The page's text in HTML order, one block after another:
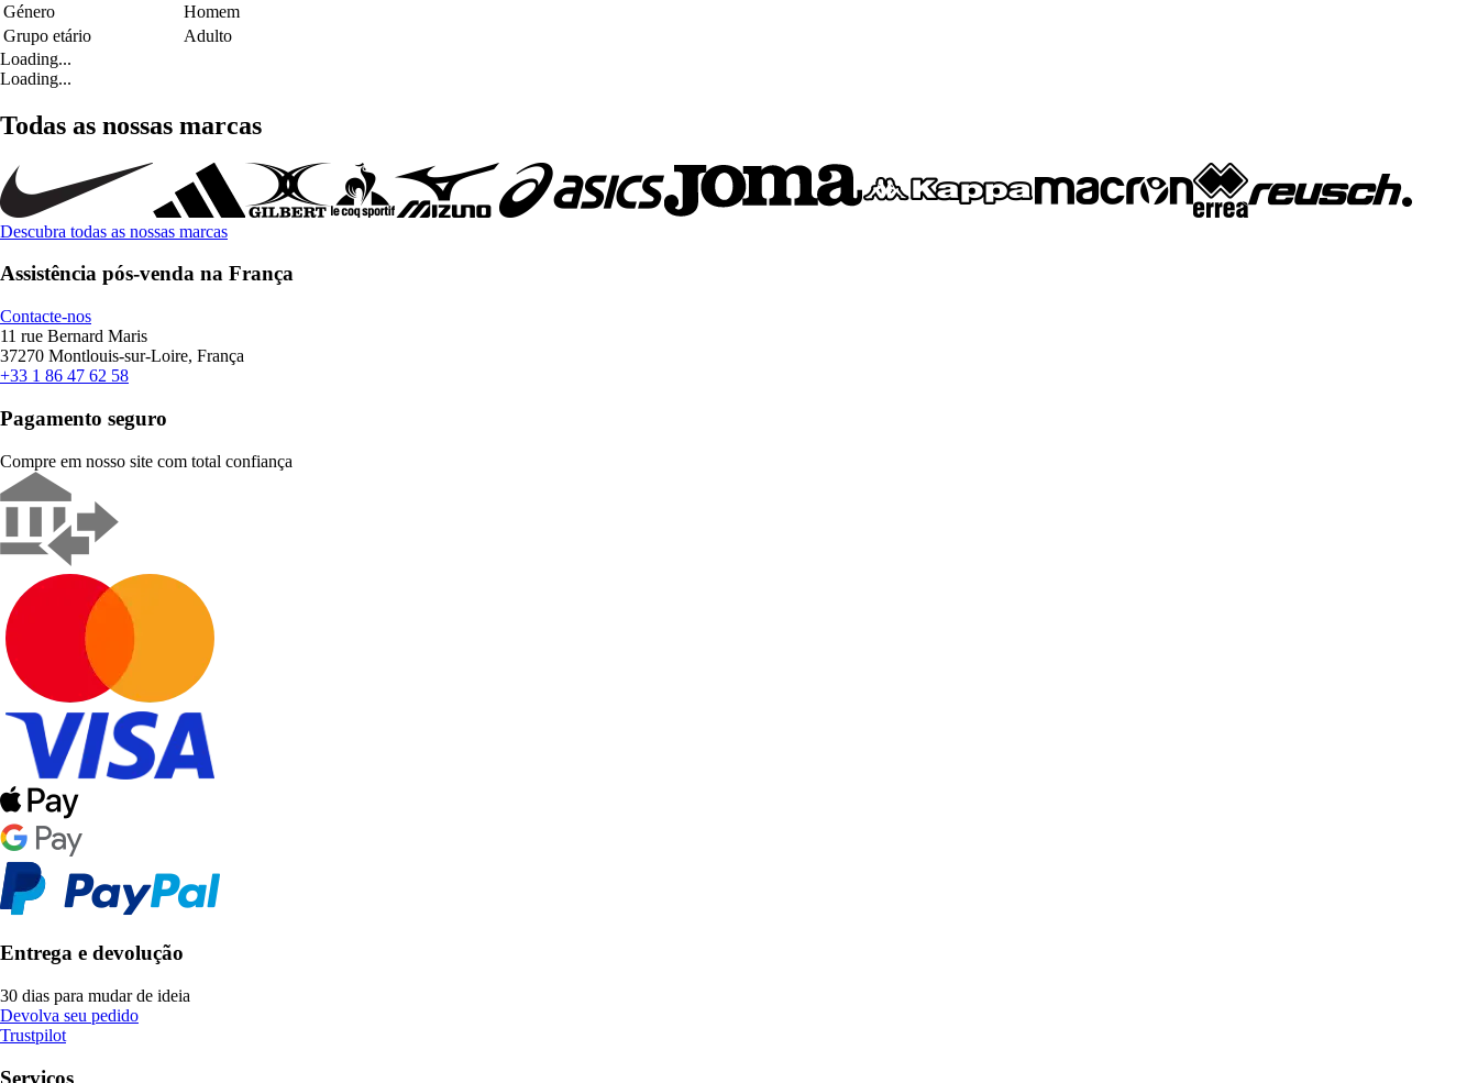
Género
Homem
Grupo etário
Adulto
Loading...
Loading...
Todas as nossas marcas
Descubra todas as nossas marcas
Assistência pós-venda na França
Contacte-nos
11 rue Bernard Maris
37270 Montlouis-sur-Loire, França
+33 1 86 47 62 58
Pagamento seguro
Compre em nosso site com total confiança
Entrega e devolução
30 dias para mudar de ideia
Devolva seu pedido
Trustpilot
Serviços